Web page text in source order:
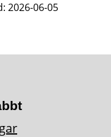
2026-06-05